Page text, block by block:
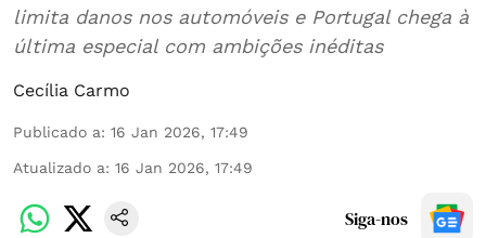
limita danos nos automóveis e Portugal chega à
última especial com ambições inéditas
Cecília Carmo
Publicado a: 16 Jan 2026, 17:49
Atualizado a: 16 Jan 2026, 17:49
Siga-nos